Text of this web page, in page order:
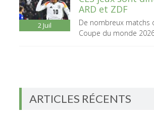
2 Juil
ARD et ZDF
De nombreux matchs
Coupe du monde
ARTICLES RÉCENTS